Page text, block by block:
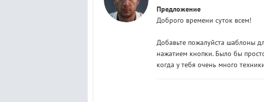
Предложение
Доброго времени суток всем!
Добавьте пожалуйста шаблоны
нажатием кнопки. Было бы
когда у тебя очень много